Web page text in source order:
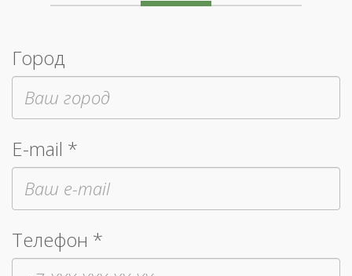
Город
E-mail *
Телефон *